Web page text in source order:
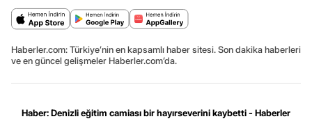
Haberler.com: Türkiye’nin en kapsamlı haber sitesi. Son dakika haberleri
ve en güncel gelişmeler Haberler.com’da.
Haber: Denizli eğitim camiası bir hayırseverini kaybetti - Haberler